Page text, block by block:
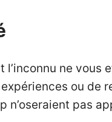
l’inconnu ne vous
ou de
n’oseraient pas